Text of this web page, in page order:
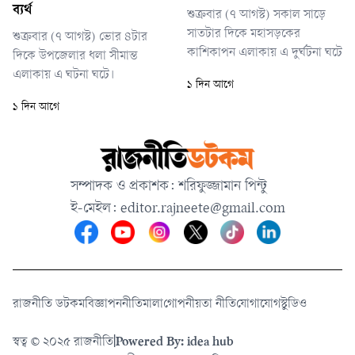
অবস্থায় মৃত্যু হয়েছে আরও
একজনের।
ব্যর্থ
শুক্রবার (৭ আগস্ট) ভোর ৪টার
দিকে উপজেলার ধলা সীমান্ত
এলাকায় এ ঘটনা ঘটে।
১ দিন আগে
শুক্রবার (৭ আগস্ট) সকাল সাড়ে
সাতটার দিকে মহাসড়কের
কাশিকাপন এলাকায় এ দুর্ঘটনা ঘটে
১ দিন আগে
সম্পাদক ও প্রকাশক: শরিফুজ্জামান পিন্টু
ই-মেইল: editor.rajneete@gmail.com
রাজনীতি ডটকমবিজ্ঞাপননীতিমালাগোপনীয়তা নীতিযোগাযোগস্টুডিও
স্বত্ব © ২০২৫ রাজনীতিPowered By: idea hub